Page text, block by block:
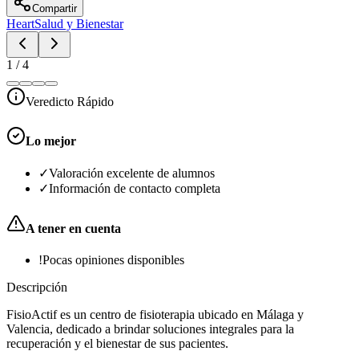
Compartir
HeartSalud y Bienestar
1 /4
Veredicto Rápido
Lo mejor
✓Valoración excelente de alumnos
✓Información de contacto completa
A tener en cuenta
!Pocas opiniones disponibles
Descripción
FisioActif es un centro de fisioterapia ubicado en Málaga y
Valencia, dedicado a brindar soluciones integrales para la
recuperación y el bienestar de sus pacientes.